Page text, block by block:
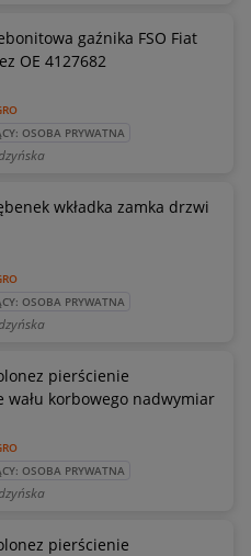
gaźnika FSO Fiat
OE 4127682
OSOBA PRYWATNA
wkładka zamka drzwi
OSOBA PRYWATNA
pierścienie
wału korbowego nadwymiar
OSOBA PRYWATNA
pierścienie